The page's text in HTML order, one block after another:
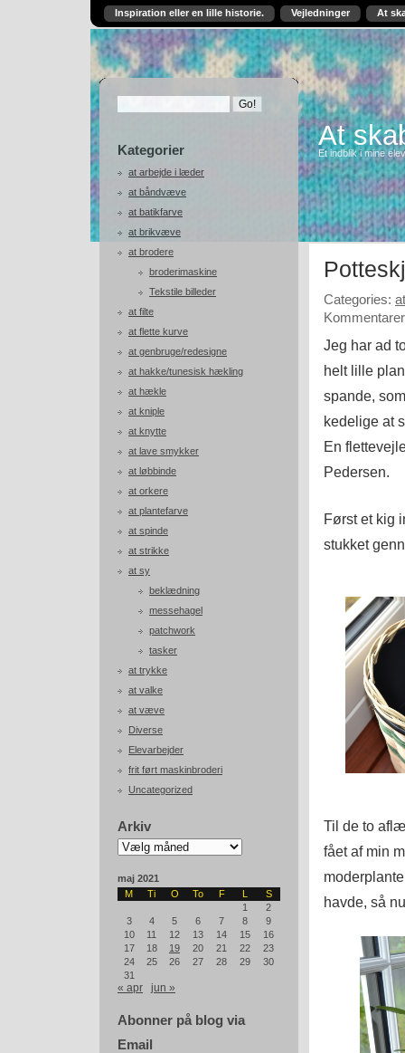
Inspiration eller en lille historie. Vejledninger At
Kategorier
at arbejde i læder
at båndvæve
at batikfarve
at brikvæve
at brodere
broderimaskine
Tekstile billeder
at filte
at flette kurve
at genbruge/redesigne
at hakke/tunesisk hækling
at hækle
at kniple
at knytte
at lave smykker
at løbbinde
at orkere
at plantefarve
at spinde
at strikke
at sy
beklædning
messehagel
patchwork
tasker
at trykke
at valke
at væve
Diverse
Elevarbejder
frit ført maskinbroderi
Uncategorized
Arkiv
Arkiv
maj 2021
M
Ti O To F L
S
1
2
3
4 5 6 7 8
9
10
11 12 13 14 15
16
17
18 19 20 21 22
23
24
25 26 27 28 29
30
31
« apr jun »
Abonner på blog via
Email
At
Et indblik i mine
Categories:
Jeg har ad
helt lille
spande,
kedelige at
En
Pedersen.
Først et kig
stukket
Til de to
fået af min
havde, så